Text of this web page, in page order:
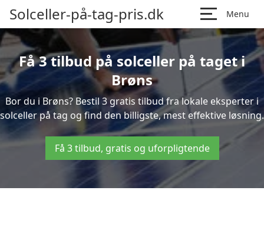
Solceller-på-tag-pris.dk Menu
Få 3 tilbud på solceller på taget i
Brøns
Bor du i Brøns? Bestil 3 gratis tilbud fra lokale eksperter i
solceller på tag og find den billigste, mest effektive løsning.
Få 3 tilbud, gratis og uforpligtende